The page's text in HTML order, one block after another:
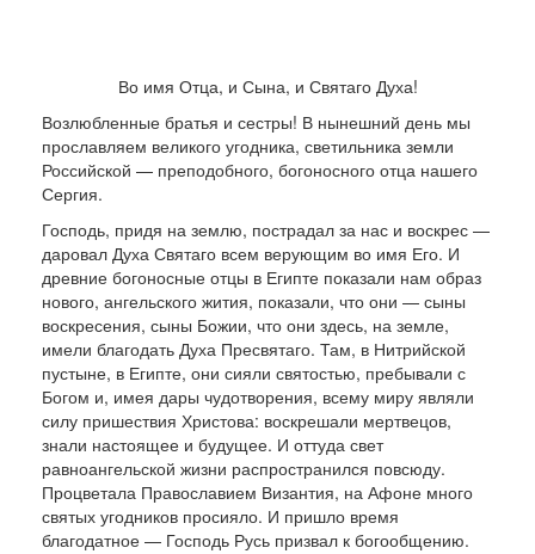
Во имя Отца, и Сына, и Святаго Духа!
Возлюбленные братья и сестры! В нынешний день мы
прославляем великого угодника, светиль­ника земли
Российской — преподобного, богоносного отца нашего
Сергия.
Господь, придя на землю, пострадал за нас и воскрес —
даровал Духа Святаго всем верующим во имя Его. И
древние богоносные отцы в Египте показали нам образ
нового, ангельского жития, показали, что они — сыны
воскресения, сыны Бо­жии, что они здесь, на земле,
имели благодать Ду­ха Пресвятаго. Там, в Нитрийской
пустыне, в Египте, они сияли святостью, пребывали с
Богом и, имея дары чудотворения, всему миру являли
силу пришествия Христова: воскрешали мертвецов,
знали настоящее и будущее. И оттуда свет
равноангельской жизни распространился по­всюду.
Процветала Православием Византия, на Афоне много
святых угодников просияло. И при­шло время
благодатное — Господь Русь призвал к богообщению.